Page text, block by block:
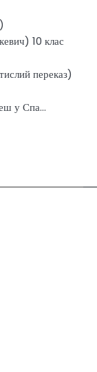
10 клас
переказ)
у Спа…